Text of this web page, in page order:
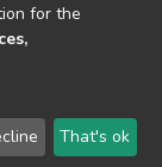
LYRASIS
Send Feedback
for the
That's ok